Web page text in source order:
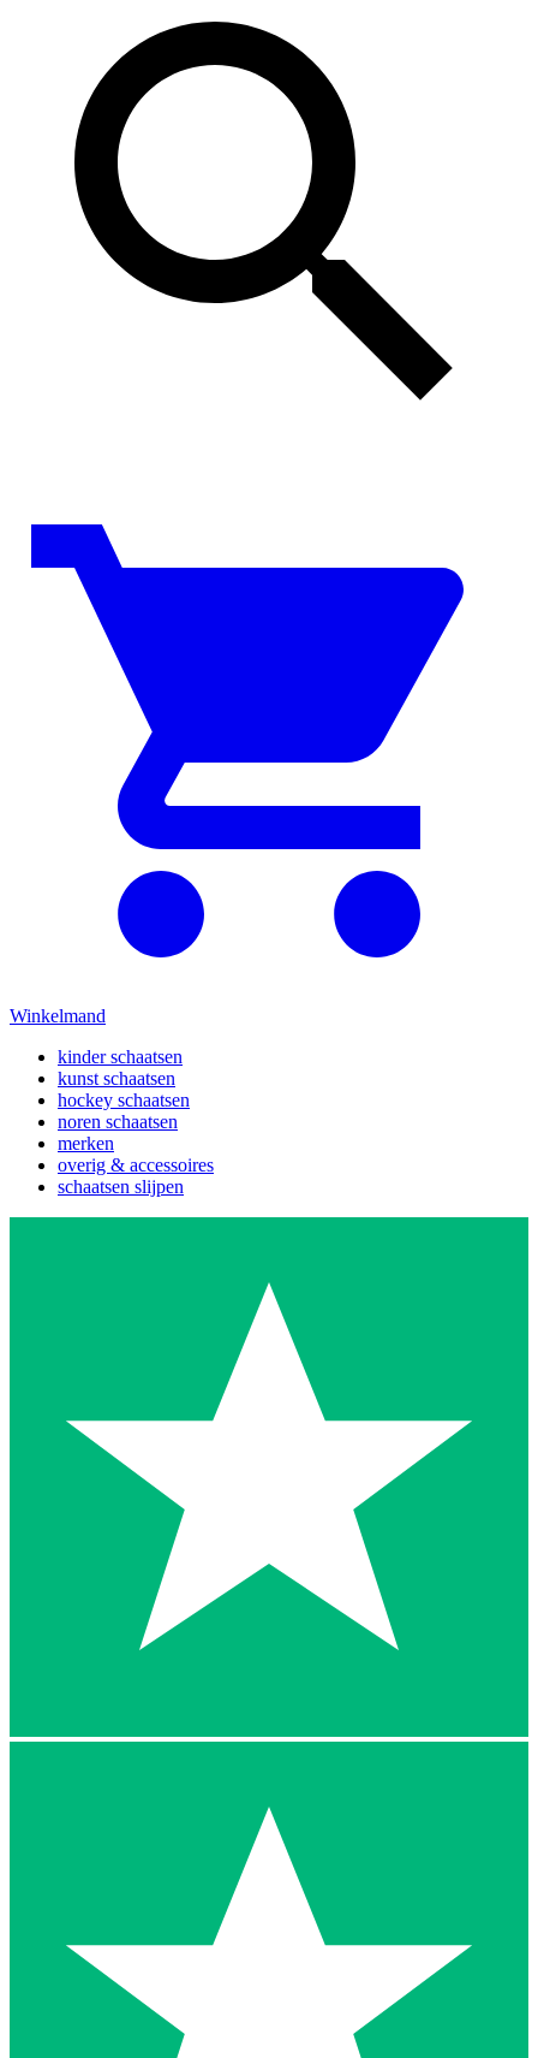
Winkelmand
kinder schaatsen
kunst schaatsen
hockey schaatsen
noren schaatsen
merken
overig & accessoires
schaatsen slijpen